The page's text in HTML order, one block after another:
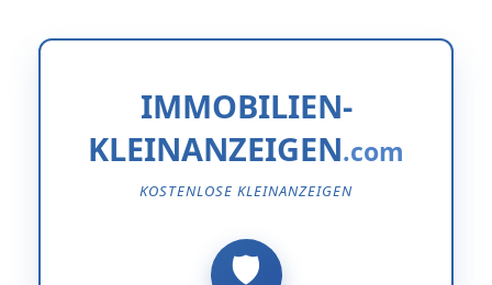
IMMOBILIEN-
KLEINANZEIGEN
KOSTENLOSE KLEINANZEIGEN